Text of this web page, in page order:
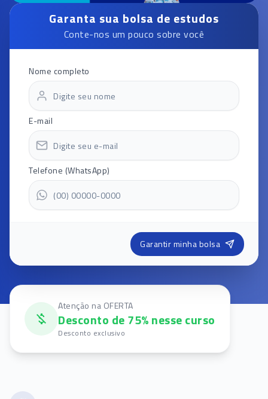
Garanta sua bolsa de estudos
Conte-nos um pouco sobre você
Nome completo
E-mail
Telefone (WhatsApp)
Garantir minha bolsa
Atenção na OFERTA
Desconto de 75% nesse curso
Desconto exclusivo